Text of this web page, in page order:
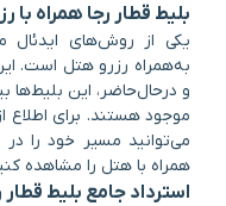
بلیط قطار رجا همراه با
یکی از روش‌های ایدئال
به‌همراه رزرو هتل است.
و در‌حال‌حاضر، این
موجود هستند. برای اطلاع
می‌توانید مسیر خود را
همراه با هتل را مشاهده
استرداد جامع بلیط قطار